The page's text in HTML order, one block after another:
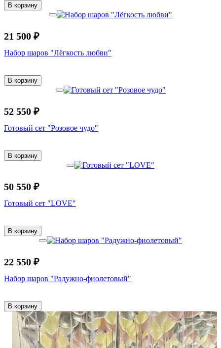
В корзину
21 500 ₽
Набор шаров "Лёгкость любви"
В корзину
52 550 ₽
Готовый сет "Розовое чудо"
В корзину
50 550 ₽
Готовый сет "LOVE"
В корзину
22 550 ₽
Набор шаров "Радужно-фиолетовый"
В корзину